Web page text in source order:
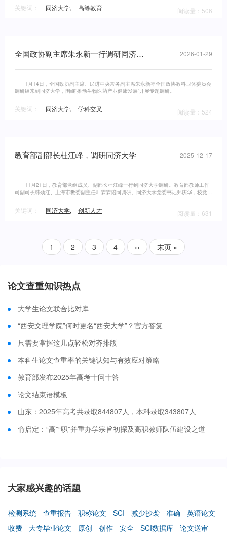
关键词： 同济大学, 高等教育 阅读量：506
全国政协副主席朱永新一行调研同济大学 2026-01-29
1月14日，全国政协副主席、民进中央常务副主席朱永新率全国政协教科卫体委员会
调研组来到同济大学，围绕“推动生物医药产业健康发展”开展专题调研。
关键词： 同济大学, 学科交叉 阅读量：524
教育部副部长杜江峰，调研同济大学 2025-12-17
11月21日，教育部党组成员、副部长杜江峰一行到同济大学调研。教育部教师工作
司副司长韩劲红、上海市教委副主任叶霖霖陪同调研。同济大学党委书记郑庆华，校党委
关键词： 同济大学, 创新人才 阅读量：631
1 2 3 4 ›› 末页 »
论文查重知识热点
大学生论文联合比对库
“西安文理学院”何时更名“西安大学”？官方答复
只需要掌握这几点轻松对齐排版
本科生论文查重率的关键认知与有效应对策略
教育部发布2025年高考十问十答
论文结束语模板
山东：2025年高考共录取844807人，本科录取343807人
俞启定：“高”“职”并重办学宗旨初探及高职教师队伍建设之道
大家感兴趣的话题
检测系统 查重报告 职称论文 SCI 减少抄袭 准确
英语论文
收费
大专毕业论文 原创 创作 安全 SCI数据库 论文送审